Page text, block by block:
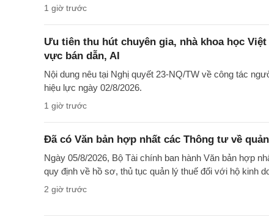
1 giờ trước
Ưu tiên thu hút chuyên gia, nhà khoa học
vực bán dẫn, AI
Nội dung nêu tại Nghị quyết 23-NQ/TW về công tác
hiệu lực ngày 02/8/2026.
1 giờ trước
Đã có Văn bản hợp nhất các Thông tư về
Ngày 05/8/2026, Bộ Tài chính ban hành Văn bản hợp
quy định về hồ sơ, thủ tục quản lý thuế đối với hộ kinh
2 giờ trước